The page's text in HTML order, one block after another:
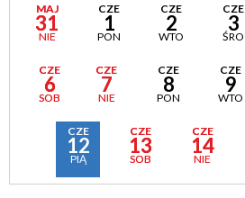
MAJ
31
NIE
CZE
1
PON
CZE
2
WTO
CZE
3
ŚRO
CZE
6
SOB
CZE
7
NIE
CZE
8
PON
CZE
9
WTO
CZE
12
PIĄ
CZE
13
SOB
CZE
14
NIE